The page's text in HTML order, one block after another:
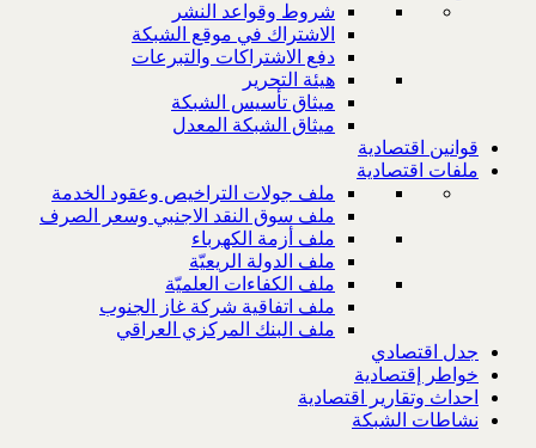
شروط وقواعد النشر
الاشتراك في موقع الشبكة
دفع الاشتراكات والتبرعات
هيئة التحرير
ميثاق تأسيس الشبكة
ميثاق الشبكة المعدل
قوانين اقتصادية
ملفات اقتصادية
ملف جولات التراخيص وعقود الخدمة
ملف سوق النقد الاجنبي وسعر الصرف
ملف أزمة الكهرباء
ملف الدولة الريعيّة
ملف الكفاءات العلميّة
ملف اتفاقية شركة غاز الجنوب
ملف البنك المركزي العراقي
جدل اقتصادي
خواطر إقتصادية
احداث وتقارير اقتصادية
نشاطات الشبكة